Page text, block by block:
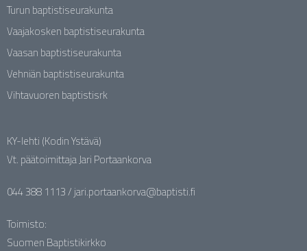
Turun baptistiseurakunta
Vaajakosken baptistiseurakunta
Vaasan baptistiseurakunta
Vehniän baptistiseurakunta
Vihtavuoren baptistisrk
KY-lehti (Kodin Ystävä)
Vt. päätoimittaja Jari Portaankorva
044 388 1113 / jari.portaankorva@baptisti.fi
Toimisto:
Suomen Baptistikirkko